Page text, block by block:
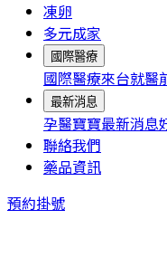
凍卵
多元成家
國際醫療
國際醫療來台就醫
最新消息
孕醫寶寶最新消息
聯絡我們
藥品資訊
預約掛號